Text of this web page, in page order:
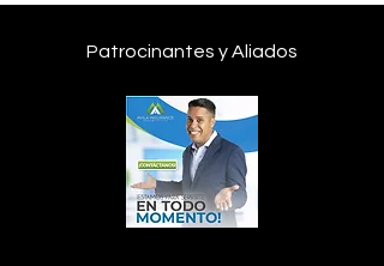
Patrocinantes y Aliados